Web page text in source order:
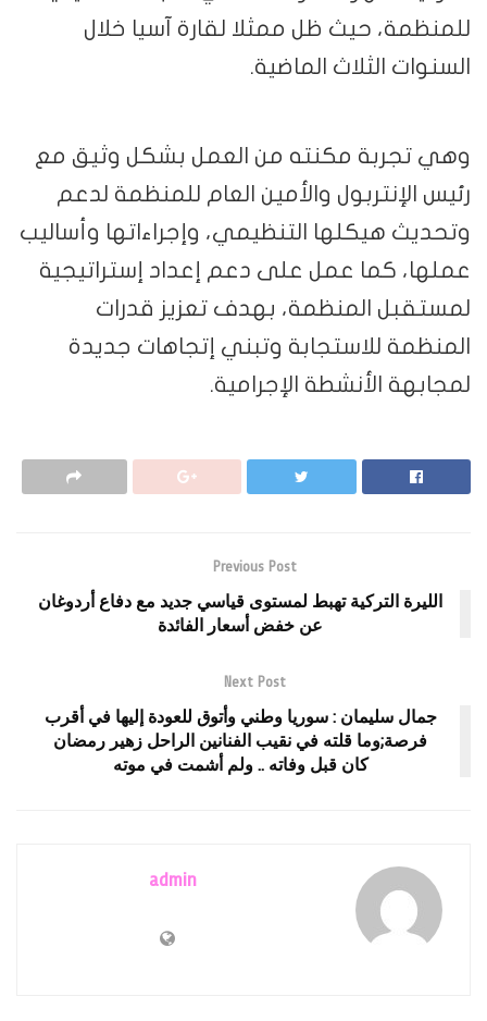
للمنظمة، حيث ظل ممثلا لقارة آسيا خلال
السنوات الثلاث الماضية.
وهي تجربة مكنته من العمل بشكل وثيق مع
رئيس الإنتربول والأمين العام للمنظمة لدعم
وتحديث هيكلها التنظيمي، وإجراءاتها وأساليب
عملها، كما عمل على دعم إعداد إستراتيجية
لمستقبل المنظمة، بهدف تعزيز قدرات
المنظمة للاستجابة وتبني إتجاهات جديدة
لمجابهة الأنشطة الإجرامية.
Previous Post
الليرة التركية تهبط لمستوى قياسي جديد مع دفاع أردوغان
عن خفض أسعار الفائدة
Next Post
جمال سليمان : سوريا وطني وأتوق للعودة إليها في أقرب
فرصة;وما قلته في نقيب الفنانين الراحل زهير رمضان
كان قبل وفاته .. ولم أشمت في موته
admin